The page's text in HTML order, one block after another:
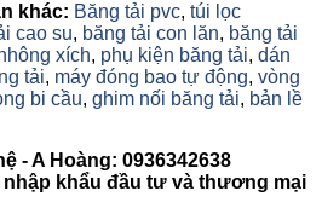
khác: Băng tải pvc, túi lọc
cao su, băng tải con lăn, băng tải
xích, phụ kiện băng tải, dán
tải, máy đóng bao tự động, vòng
bi cầu, ghim nối băng tải, bản lề
- A Hoàng: 0936342638
khẩu đầu tư và thương mại